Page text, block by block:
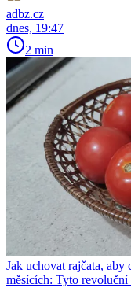
adbz.cz
dnes, 19:47
2 min
Jak uchovat rajčata,
měsících: Tyto